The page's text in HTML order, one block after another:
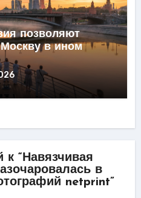
позволяют
в ином
“Навязчивая
в
netprint”